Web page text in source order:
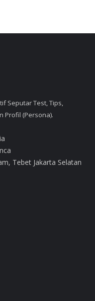
Seputar Test, Tips,
Profil (Persona).
Tebet Jakarta Selatan